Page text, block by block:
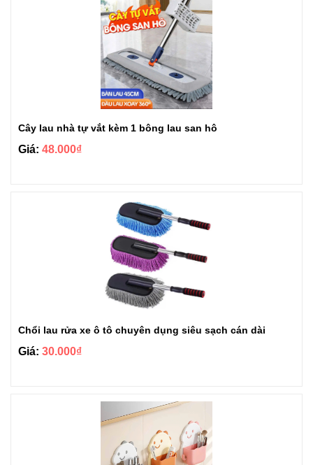
Cây lau nhà tự vắt kèm 1 bông lau san hô
Giá: 48.000₫
Chổi lau rửa xe ô tô chuyên dụng siêu sạch cán dài
Giá: 30.000₫